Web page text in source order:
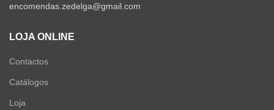
encomendas.zedelga@gmail.com
LOJA ONLINE
Contactos
Catálogos
Loja